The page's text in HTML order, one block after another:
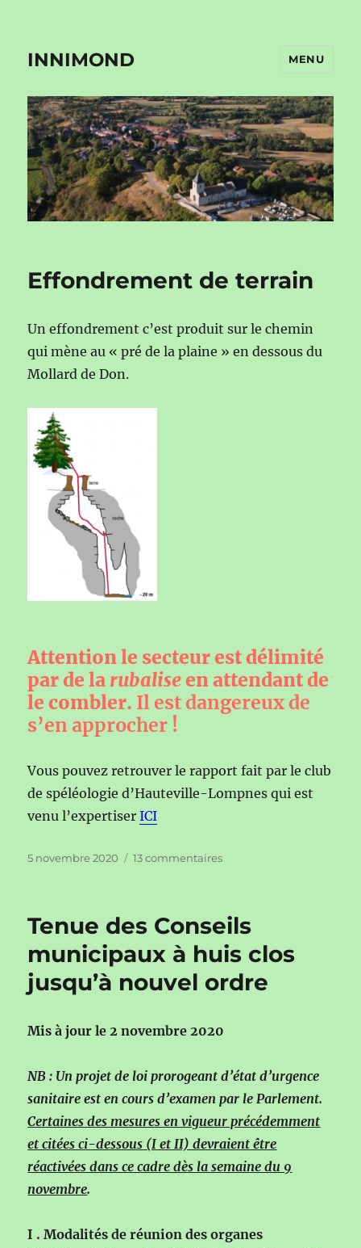
INNIMOND MENU
Effondrement de terrain
Un effondrement c’est produit sur le chemin
qui mène au « pré de la plaine » en dessous du
Mollard de Don.
Attention le secteur est délimité
par de la rubaliseen attendant de
le combler. Il est dangereux de
s’en approcher !
Vous pouvez retrouver le rapport fait par le club
de spéléologie d’Hauteville-Lompnes qui est
venu l’expertiserICI
Publié
5 novembre 2020 13 commentairessur
Tenue des Conseils
municipaux à huis clos
jusqu’à nouvel ordre
Mis à jour le2 novembre 2020
NB : Un projet de loi prorogeant d’état d’urgence
sanitaire est en cours d’examen par le Parlement.
Certaines des mesures en vigueur précédemment
et citées ci-dessous (I et II) devraient être
réactivées dans ce cadre dès la semaine du 9
novembre.
I . Modalités de réunion des organes